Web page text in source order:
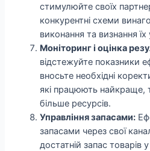
стимулюйте своїх
конкурентні схеми
виконання та визнання їх
Моніторинг і оцінка
відстежуйте показники
вносьте необхідні
які працюють найкраще,
більше ресурсів.
Управління запасами:
запасами через свої
достатній запас товарів